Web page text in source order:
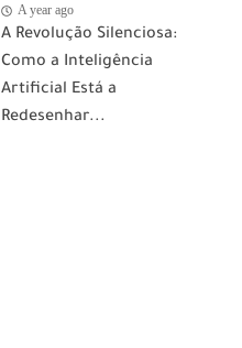
A year ago
​A Revolução Silenciosa:
Como a Inteligência
Artificial Está a
Redesenhar...